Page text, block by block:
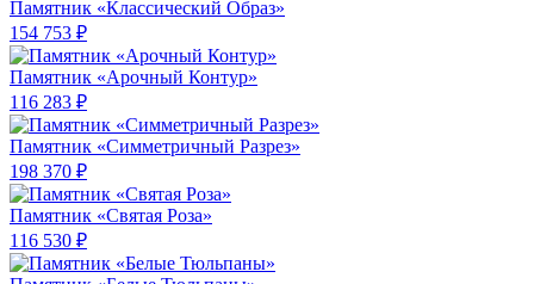
Памятник «Классический Образ»
154 753 ₽
Памятник «Арочный Контур»
116 283 ₽
Памятник «Симметричный Разрез»
198 370 ₽
Памятник «Святая Роза»
116 530 ₽